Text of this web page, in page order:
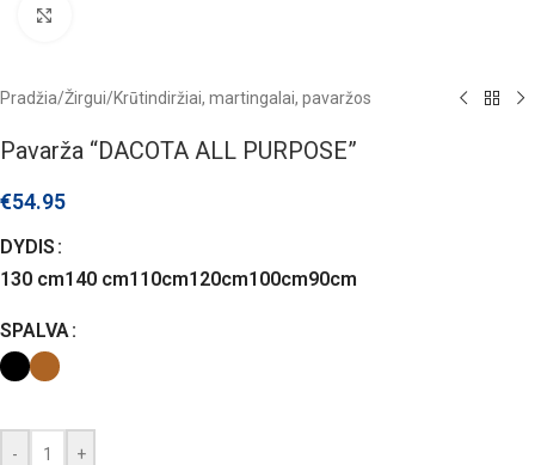
Pradžia/Žirgui/Krūtindiržiai, martingalai, pavaržos
Pavarža “DACOTA ALL PURPOSE”
€54.95
DYDIS
130 cm140 cm110cm120cm100cm90cm
SPALVA
- +